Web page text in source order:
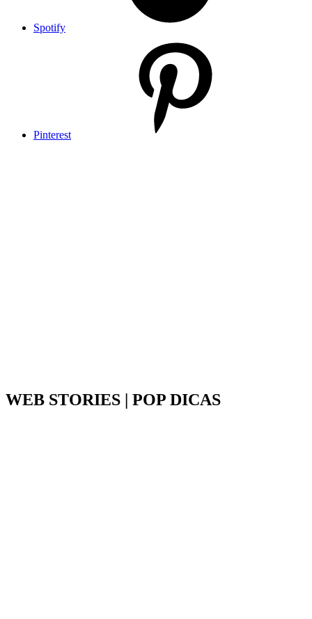
Spotify
Pinterest
WEB STORIES | POP DICAS